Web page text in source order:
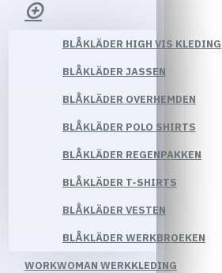
BLÅKLÄDER HIGH VIS KLEDING
BLÅKLÄDER JASSEN
BLÅKLÄDER OVERHEMDEN
BLÅKLÄDER POLO SHIRTS
BLÅKLÄDER REGENPAKKEN
BLÅKLÄDER T-SHIRTS
BLÅKLÄDER VESTEN
BLÅKLÄDER WERKBROEKEN
WORKWOMAN WERKKLEDING